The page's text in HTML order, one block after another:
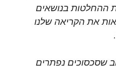
ההחלטות בנושאים
את הקריאה שלנו
שסכסוכים נפתרים